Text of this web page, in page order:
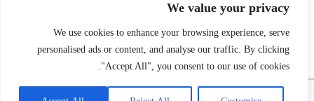
We value your privacy
We use cookies to enhance your browsing experience, serve
personalised ads or content, and analyse our traffic. By clicking
"Accept All", you consent to our use of cookies.